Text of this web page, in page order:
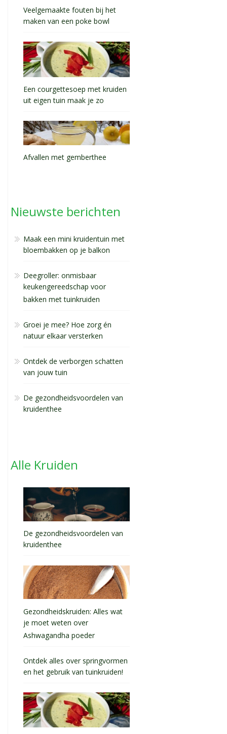
Veelgemaakte fouten bij het
maken van een poke bowl
Een courgettesoep met kruiden
uit eigen tuin maak je zo
Afvallen met gemberthee
Nieuwste berichten
Maak een mini kruidentuin met
bloembakken op je balkon
Deegroller: onmisbaar
keukengereedschap voor
bakken met tuinkruiden
Groei je mee? Hoe zorg én
natuur elkaar versterken
Ontdek de verborgen schatten
van jouw tuin
De gezondheidsvoordelen van
kruidenthee
Alle Kruiden
De gezondheidsvoordelen van
kruidenthee
Gezondheidskruiden: Alles wat
je moet weten over
Ashwagandha poeder
Ontdek alles over springvormen
en het gebruik van tuinkruiden!